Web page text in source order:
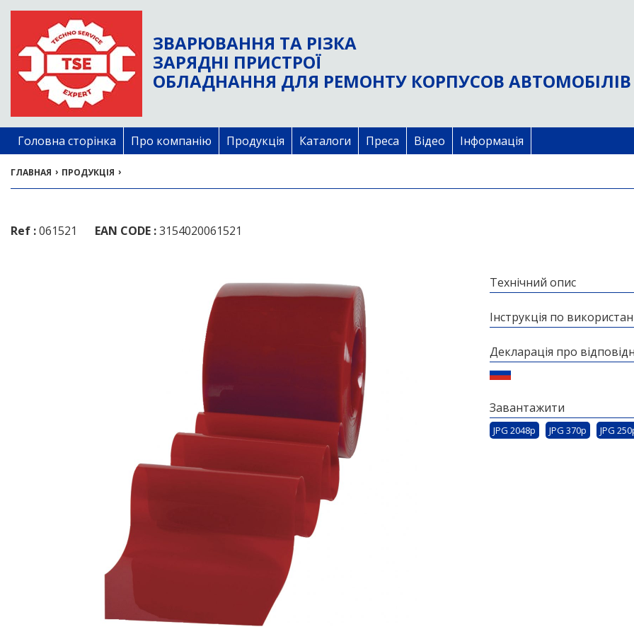
ЗВАРЮВАННЯ ТА РІЗКА
ЗАРЯДНІ ПРИСТРОЇ
ОБЛАДНАННЯ ДЛЯ РЕМОНТУ КОРПУСОВ АВТОМОБІЛІВ
Головна сторінка Про компанію Продукція Каталоги Преса Відео Інформація
ГЛАВНАЯ › ПРОДУКЦІЯ ›
Ref :061521 EAN CODE :3154020061521
Технічний опис
Інструкція по
Декларація про
Завантажити
JPG 2048p JPG 370p JPG